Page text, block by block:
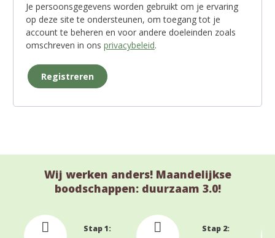
Je persoonsgegevens worden gebruikt om je ervaring
op deze site te ondersteunen, om toegang tot je
account te beheren en voor andere doeleinden zoals
omschreven in ons privacybeleid.
Registreren
Wij werken anders! Maandelijkse
boodschappen: duurzaam 3.0!
Stap 1:
Stap 2: